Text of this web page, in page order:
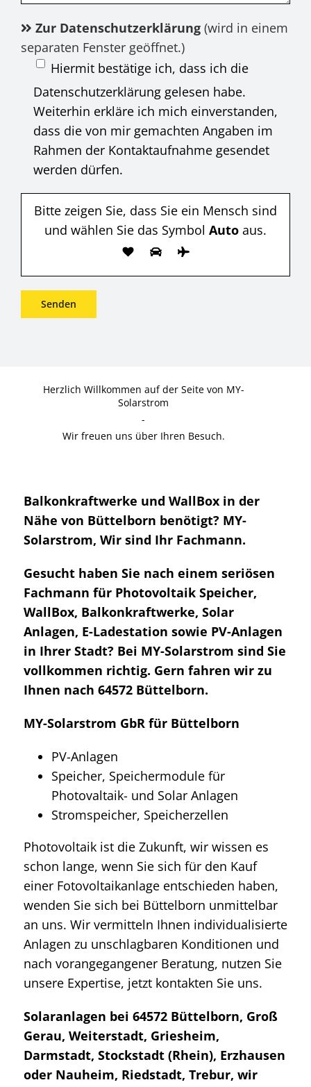
Zur Datenschutzerklärung(wird in einem
separaten Fenster geöffnet.)
Hiermit bestätige ich, dass ich die
Datenschutzerklärung gelesen habe.
Weiterhin erkläre ich mich einverstanden,
dass die von mir gemachten Angaben im
Rahmen der Kontaktaufnahme gesendet
werden dürfen.
Bitte zeigen Sie, dass Sie ein Mensch sind
und wählen Sie das Symbol Auto aus.
Herzlich Willkommen auf der Seite von MY-
Solarstrom
-
Wir freuen uns über Ihren Besuch.
Balkonkraftwerke und WallBox in der
Nähe von Büttelborn benötigt? MY-
Solarstrom, Wir sind Ihr Fachmann.
Gesucht haben Sie nach einem seriösen
Fachmann für Photovoltaik Speicher,
WallBox, Balkonkraftwerke, Solar
Anlagen, E-Ladestation sowie PV-Anlagen
in Ihrer Stadt? Bei MY-Solarstrom sind Sie
vollkommen richtig. Gern fahren wir zu
Ihnen nach 64572 Büttelborn.
MY-Solarstrom GbR für Büttelborn
PV-Anlagen
Speicher, Speichermodule für
Photovaltaik- und Solar Anlagen
Stromspeicher, Speicherzellen
Photovoltaik ist die Zukunft, wir wissen es
schon lange, wenn Sie sich für den Kauf
einer Fotovoltaikanlage entschieden haben,
wenden Sie sich bei Büttelborn unmittelbar
an uns. Wir vermitteln Ihnen individualisierte
Anlagen zu unschlagbaren Konditionen und
nach vorangegangener Beratung, nutzen Sie
unsere Expertise, jetzt kontakten Sie uns.
Solaranlagen bei 64572 Büttelborn, Groß
Gerau, Weiterstadt, Griesheim,
Darmstadt, Stockstadt (Rhein), Erzhausen
oder Nauheim, Riedstadt, Trebur, wir